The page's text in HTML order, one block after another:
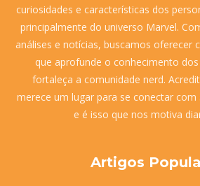
curiosidades e características dos
principalmente do universo Marvel.
análises e notícias, buscamos oferecer
que aprofunde o conhecimento
fortaleça a comunidade nerd.
merece um lugar para se conectar
e é isso que nos motiva
Artigos